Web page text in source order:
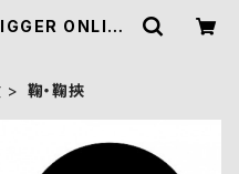
ONLINE
鞠・鞠挾